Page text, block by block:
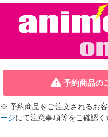
予約商品の
※ 予約商品をご注文されるお
ージにて注意事項等をご確認く